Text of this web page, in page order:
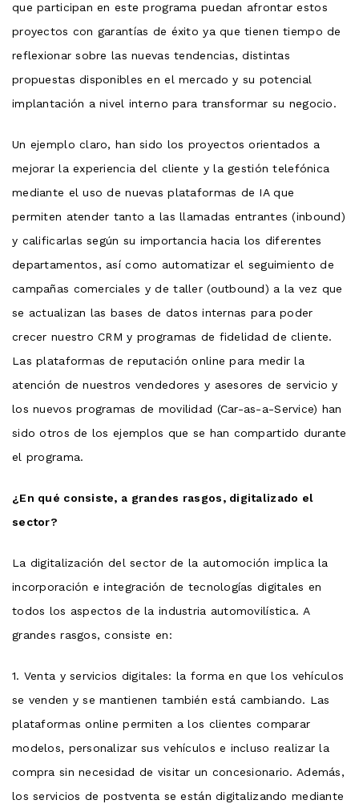
que participan en este programa puedan afrontar estos
proyectos con garantías de éxito ya que tienen tiempo de
reflexionar sobre las nuevas tendencias, distintas
propuestas disponibles en el mercado y su potencial
implantación a nivel interno para transformar su negocio.
Un ejemplo claro, han sido los proyectos orientados a
mejorar la experiencia del cliente y la gestión telefónica
mediante el uso de nuevas plataformas de IA que
permiten atender tanto a las llamadas entrantes (inbound)
y calificarlas según su importancia hacia los diferentes
departamentos, así como automatizar el seguimiento de
campañas comerciales y de taller (outbound) a la vez que
se actualizan las bases de datos internas para poder
crecer nuestro CRM y programas de fidelidad de cliente.
Las plataformas de reputación online para medir la
atención de nuestros vendedores y asesores de servicio y
los nuevos programas de movilidad (Car-as-a-Service) han
sido otros de los ejemplos que se han compartido durante
el programa.
¿En qué consiste, a grandes rasgos, digitalizado el
sector?
La digitalización del sector de la automoción implica la
incorporación e integración de tecnologías digitales en
todos los aspectos de la industria automovilística. A
grandes rasgos, consiste en:
1. Venta y servicios digitales: la forma en que los vehículos
se venden y se mantienen también está cambiando. Las
plataformas online permiten a los clientes comparar
modelos, personalizar sus vehículos e incluso realizar la
compra sin necesidad de visitar un concesionario. Además,
los servicios de postventa se están digitalizando mediante